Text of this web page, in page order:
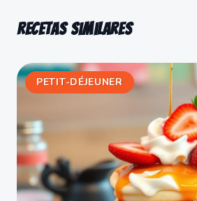
Recetas similares
PETIT-DÉJEUNER